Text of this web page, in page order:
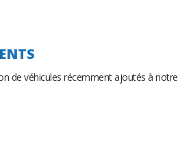
de véhicules récemment ajoutés à notre